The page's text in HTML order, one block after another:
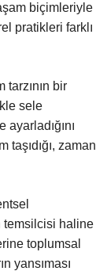
biçimleriyle
pratikleri farklı
tarzının bir
sele
zaman
temsilcisi haline
toplumsal
yansıması